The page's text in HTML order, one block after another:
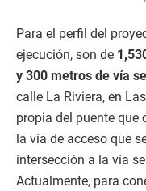
Para el perfil del
ejecución, son de
y 300 metros de vía
calle La Riviera, en
propia del puente que
la vía de acceso que
intersección a la vía
Actualmente, para